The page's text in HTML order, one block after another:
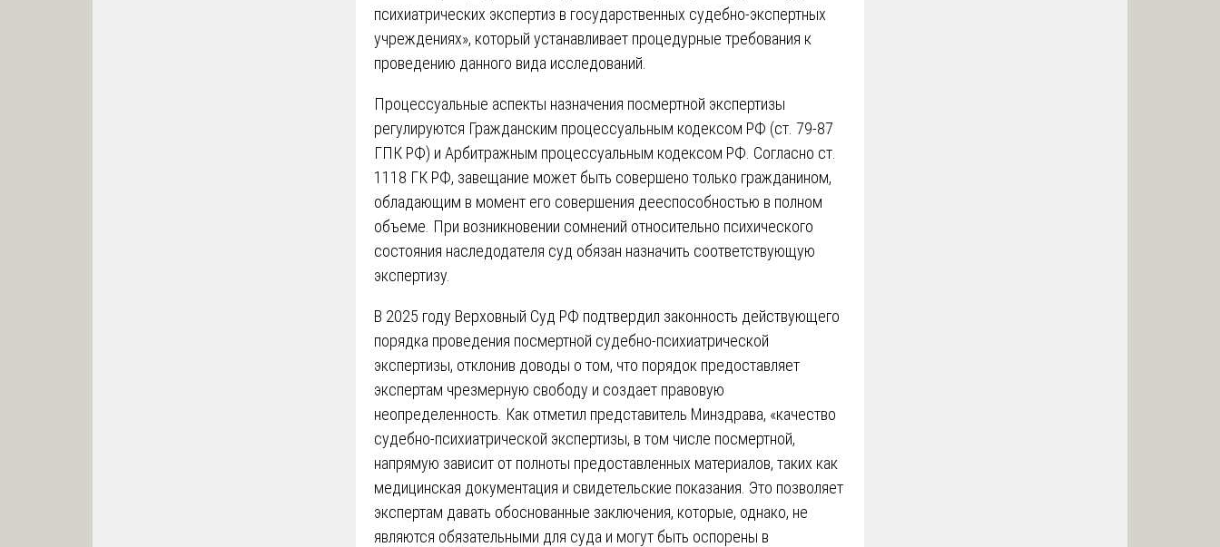
психиатрических экспертиз в государственных судебно-экспертных
учреждениях», который устанавливает процедурные требования к
проведению данного вида исследований.
Процессуальные аспекты назначения посмертной экспертизы
регулируются Гражданским процессуальным кодексом РФ (ст. 79-87
ГПК РФ) и Арбитражным процессуальным кодексом РФ. Согласно ст.
1118 ГК РФ, завещание может быть совершено только гражданином,
обладающим в момент его совершения дееспособностью в полном
объеме. При возникновении сомнений относительно психического
состояния наследодателя суд обязан назначить соответствующую
экспертизу.
В 2025 году Верховный Суд РФ подтвердил законность действующего
порядка проведения посмертной судебно-психиатрической
экспертизы, отклонив доводы о том, что порядок предоставляет
экспертам чрезмерную свободу и создает правовую
неопределенность. Как отметил представитель Минздрава, «качество
судебно-психиатрической экспертизы, в том числе посмертной,
напрямую зависит от полноты предоставленных материалов, таких как
медицинская документация и свидетельские показания. Это позволяет
экспертам давать обоснованные заключения, которые, однако, не
являются обязательными для суда и могут быть оспорены в